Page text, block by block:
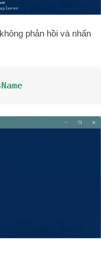
phản hồi và nhấn